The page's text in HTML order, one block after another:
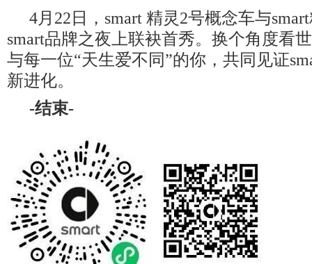
4月22日，smart 精灵2号概念车与
smart品牌之夜上联袂首秀。换个角度看
与每一位“天生爱不同”的你，共同见证
新进化。
-结束-